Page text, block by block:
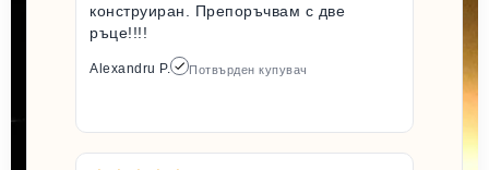
конструиран. Препоръчвам с две
ръце!!!!
Alexandru P. Потвърден купувач